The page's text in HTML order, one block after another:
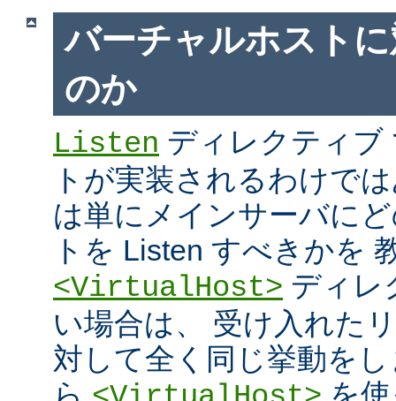
バーチャルホスト
のか
Listen ディレクティブ
トが実装されるわけで
は単にメインサーバに
トを Listen すべきかを
<VirtualHost> ディレ
い場合は、 受け入れた
対して全く同じ挙動を